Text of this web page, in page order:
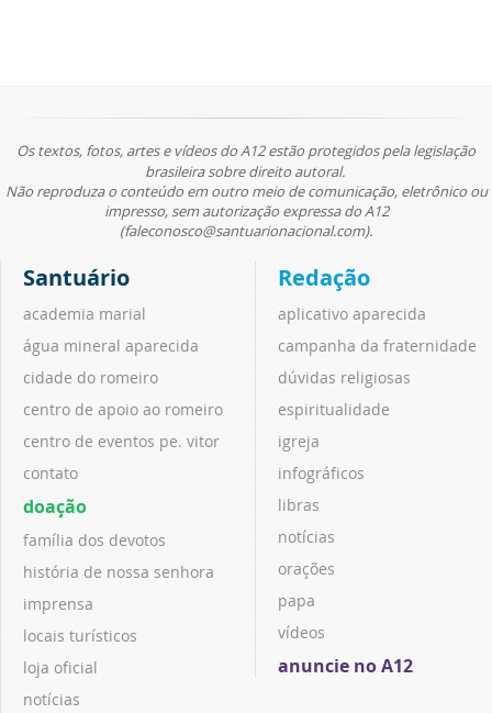
Os textos, fotos, artes e vídeos do A12 estão protegidos pela legislação
brasileira sobre direito autoral.
Não reproduza o conteúdo em outro meio de comunicação, eletrônico ou
impresso, sem autorização expressa do A12
(faleconosco@santuarionacional.com).
Santuário
academia marial
água mineral aparecida
cidade do romeiro
centro de apoio ao romeiro
centro de eventos pe. vitor
contato
doação
família dos devotos
história de nossa senhora
imprensa
locais turísticos
loja oficial
notícias
Redação
aplicativo aparecida
campanha da fraternidade
dúvidas religiosas
espiritualidade
igreja
infográficos
libras
notícias
orações
papa
vídeos
anuncie no A12